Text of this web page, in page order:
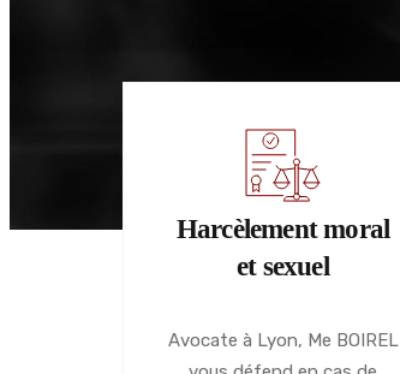
Harcèlement moral
et sexuel
Avocate à Lyon, Me BOIREL